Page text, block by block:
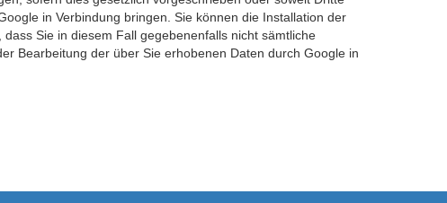
in Verbindung bringen. Sie können die Installation der
Sie in diesem Fall gegebenenfalls nicht sämtliche
Bearbeitung der über Sie erhobenen Daten durch Google in